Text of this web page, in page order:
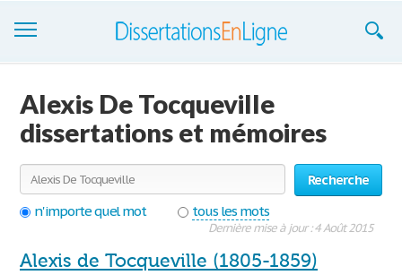
S'inscrire
Se connecter
Contactez-nous
Alexis De Tocqueville
dissertations et mémoires
Recherche
n'importe quel mot
tous les mots
Dernière mise à jour : 4 Août 2015
Alexis de Tocqueville (1805-1859)